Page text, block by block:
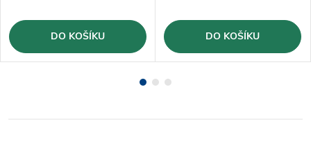
DO KOŠÍKU DO KOŠÍKU